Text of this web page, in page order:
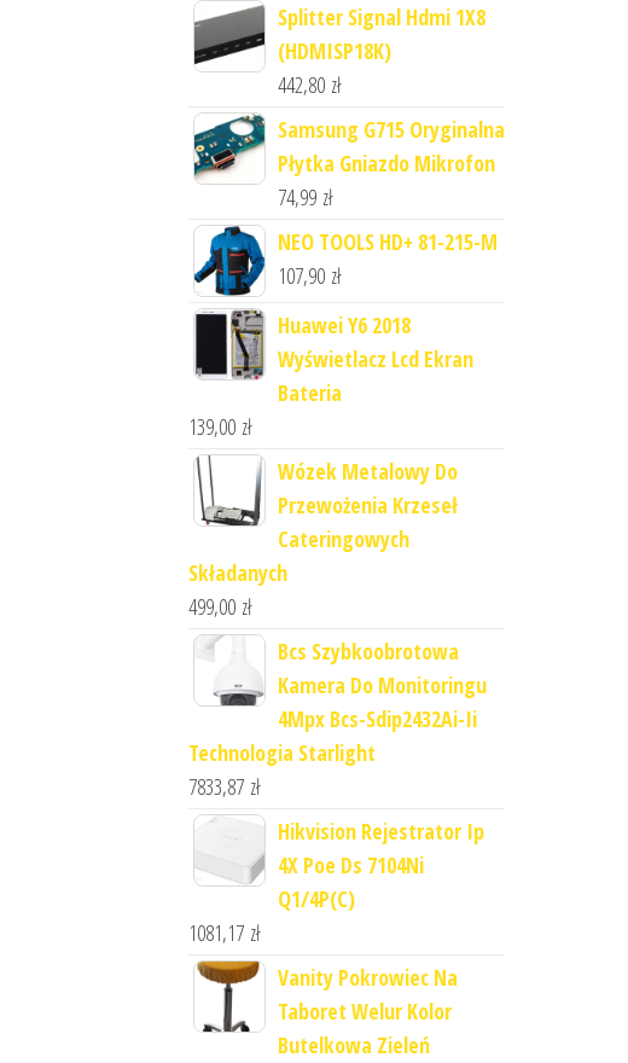
Splitter Signal Hdmi 1X8
(HDMISP18K)
442,80 zł
Samsung G715 Oryginalna
Płytka Gniazdo Mikrofon
74,99 zł
NEO TOOLS HD+ 81-215-M
107,90 zł
Huawei Y6 2018
Wyświetlacz Lcd Ekran
Bateria
139,00 zł
Wózek Metalowy Do
Przewożenia Krzeseł
Cateringowych
Składanych
499,00 zł
Bcs Szybkoobrotowa
Kamera Do Monitoringu
4Mpx Bcs-Sdip2432Ai-Ii
Technologia Starlight
7833,87 zł
Hikvision Rejestrator Ip
4X Poe Ds 7104Ni
Q1/4P(C)
1081,17 zł
Vanity Pokrowiec Na
Taboret Welur Kolor
Butelkowa Zieleń